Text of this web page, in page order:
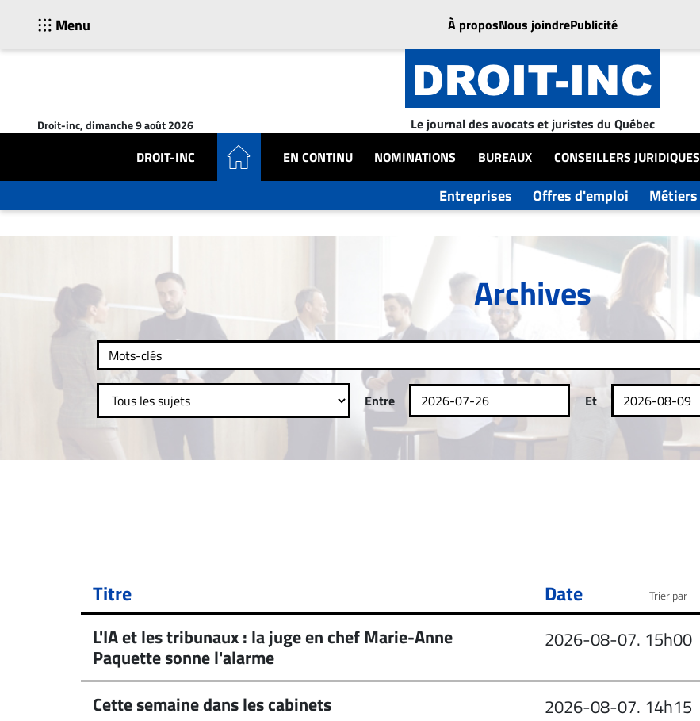
Menu À proposNous joindrePublicité
Droit-inc, dimanche 9 août 2026 Le journal des avocats et juristes du Québec
DROIT-INC EN CONTINU NOMINATIONS BUREAUX CONSEILLERS JURIDIQUES
Entreprises Offres d'emploi Métiers
En
Juridiques
Carrière
Archives
CARRIÈRE
ET
ENTREPRISES
Archives
Entre Et
Titre Date
L'IA et les tribunaux : la juge en chef Marie-Anne
Paquette sonne l'alarme
2026-08-07. 15h00
Cette semaine dans les cabinets
2026-08-07. 14h15